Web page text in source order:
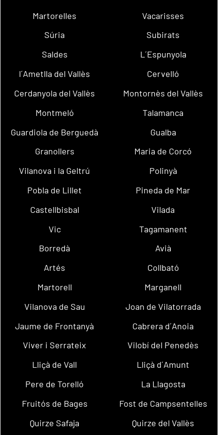
Martorelles
Vacarisses
Súria
Subirats
Saldes
L´Espunyola
l´Ametlla del Vallès
Cervelló
Cerdanyola del Vallès
Montornès del Vallès
Montmeló
Talamanca
Guardiola de Berguedà
Gualba
Granollers
Maria de Corcó
Vilanova i la Geltrú
Polinyà
Pobla de Lillet
Pineda de Mar
Castellbisbal
Vilada
Vic
Tagamanent
Borredà
Avià
Artés
Collbató
Martorell
Marganell
Vilanova de Sau
Joan de Vilatorrada
Jaume de Frontanyà
Cabrera d´Anoia
Viver i Serrateix
Vilobí del Penedès
Lliçà de Vall
Lliçà d´Amunt
Pere de Torelló
La Llagosta
Fruitós de Bages
Fost de Campsentelles
Quirze Safaja
Quirze del Vallès